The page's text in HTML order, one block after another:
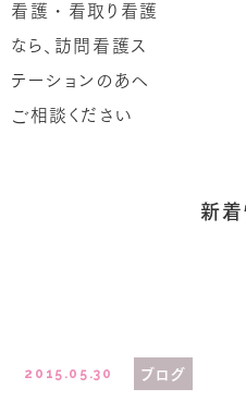
新
2015.05.30 ブログ